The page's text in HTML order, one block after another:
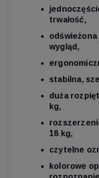
trwałość,
wygląd,
stabilna,
duża
kg,
18 kg,
czytelne
kolorowe